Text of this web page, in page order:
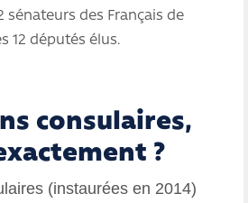
sénateurs des Français de
12 députés élus.
consulaires,
?
(instaurées en 2014)